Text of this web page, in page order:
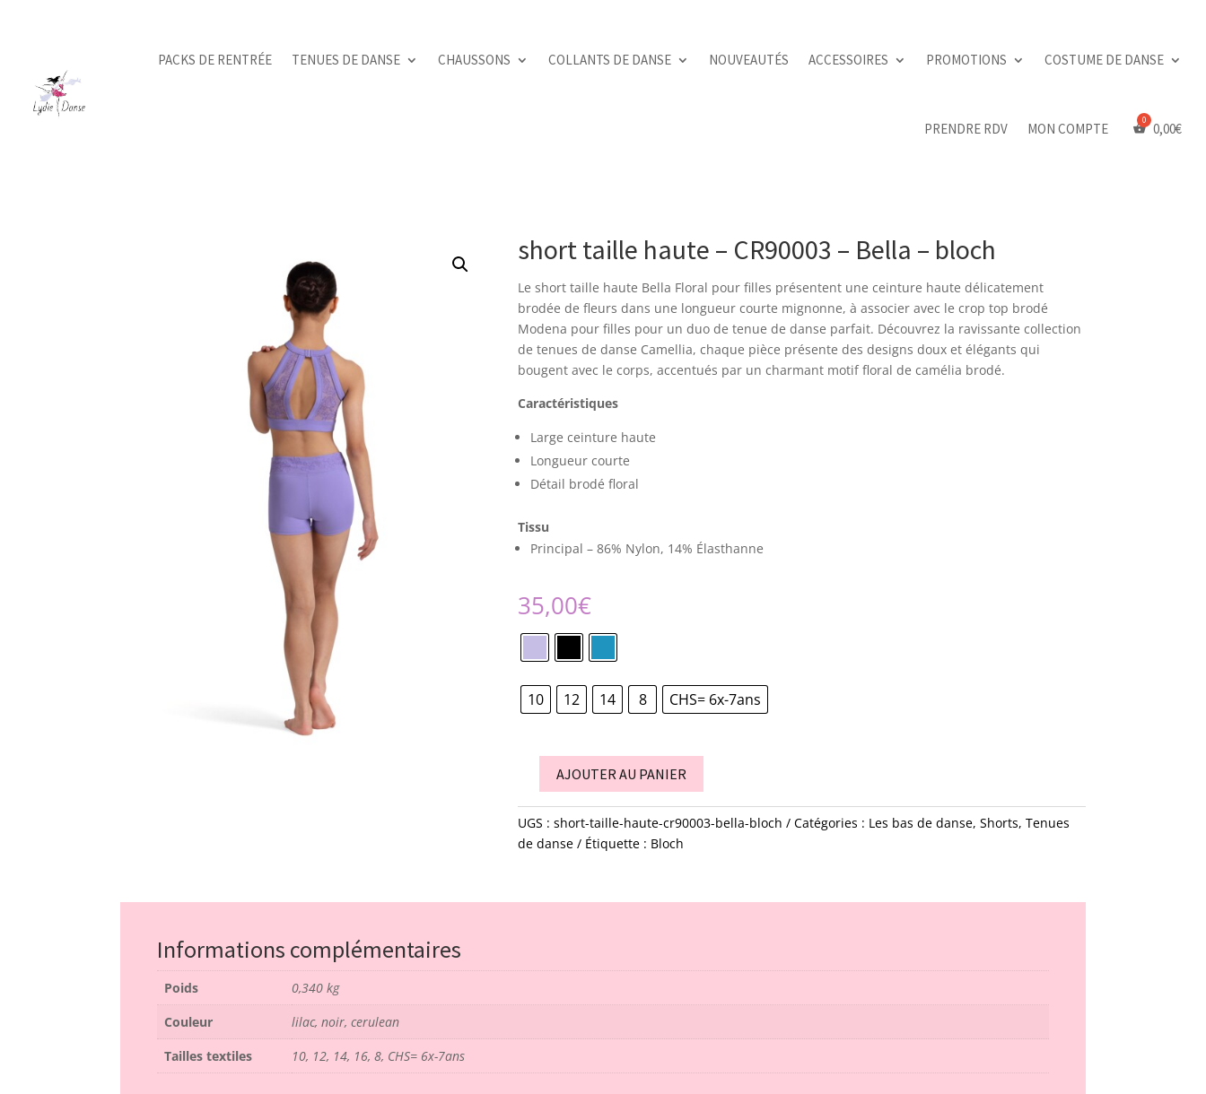
PACKS DE RENTRÉE TENUES DE DANSE CHAUSSONS COLLANTS DE DANSE NOUVEAUTÉS ACCESSOIRES PROMOTIONS COSTUME DE DANSE
PRENDRE RDV MON COMPTE 0,00€
short taille haute – CR90003 – Bella – bloch
Le short taille haute Bella Floral pour filles présentent une ceinture haute délicatement
brodée de fleurs dans une longueur courte mignonne, à associer avec le crop top brodé
Modena pour filles pour un duo de tenue de danse parfait. Découvrez la ravissante collection
de tenues de danse Camellia, chaque pièce présente des designs doux et élégants qui
bougent avec le corps, accentués par un charmant motif floral de camélia brodé.
Caractéristiques
Large ceinture haute
Longueur courte
Détail brodé floral
Tissu
Principal – 86% Nylon, 14% Élasthanne
35,00€
10 12 14 8 CHS= 6x-7ans
quantité
de
short
taille
CR90003
-
AJOUTER AU PANIER
UGS :short-taille-haute-cr90003-bella-bloch Catégories : Les bas de danse,Shorts,Tenues
de danse
Étiquette : Bloch
Informations complémentaires
Poids
0,340 kg
Couleur
lilac, noir, cerulean
Tailles textiles
10, 12, 14, 16, 8, CHS= 6x-7ans